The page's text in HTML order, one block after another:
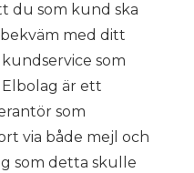
du som kund ska
med ditt
som
är ett
som
via både mejl och
som detta skulle